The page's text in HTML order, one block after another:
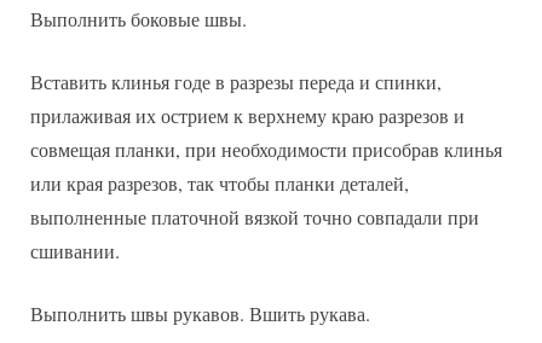
Выполнить боковые швы.
Вставить клинья годе в разрезы переда и спинки,
прилаживая их острием к верхнему краю разрезов и
совмещая планки, при необходимости присобрав клинья
или края разрезов, так чтобы планки деталей,
выполненные платочной вязкой точно совпадали при
сшивании.
Выполнить швы рукавов. Вшить рукава.